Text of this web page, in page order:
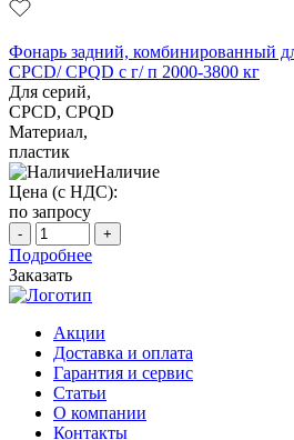
Фонарь задний, комбинированный
CPCD/ CPQD с г/ п 2000-3800 кг
Для серий,
CPCD, CPQD
Материал,
пластик
Наличие
Цена (с НДС):
по запросу
- +
Подробнее
Заказать
Акции
Доставка и оплата
Гарантия и сервис
Статьи
О компании
Контакты